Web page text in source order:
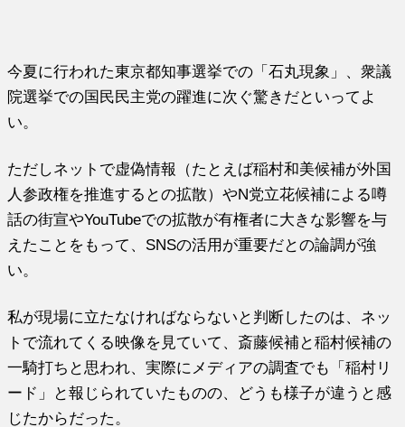
今夏に行われた東京都知事選挙での「石丸現象」、衆議
院選挙での国民民主党の躍進に次ぐ驚きだといってよ
い。
ただしネットで虚偽情報（たとえば稲村和美候補が外国
人参政権を推進するとの拡散）やN党立花候補による噂
話の街宣やYouTubeでの拡散が有権者に大きな影響を与
えたことをもって、SNSの活用が重要だとの論調が強
い。
私が現場に立たなければならないと判断したのは、ネッ
トで流れてくる映像を見ていて、斎藤候補と稲村候補の
一騎打ちと思われ、実際にメディアの調査でも「稲村リ
ード」と報じられていたものの、どうも様子が違うと感
じたからだった。